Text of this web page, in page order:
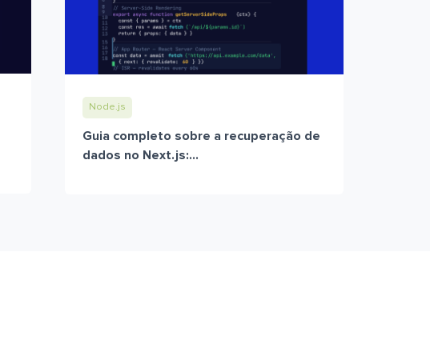
Node.js
Guia completo sobre a recuperação de
dados no Next.js:...